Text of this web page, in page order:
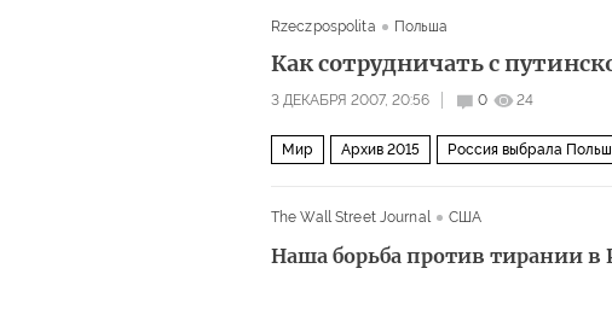
Rzeczpospolita Польша
Как сотрудничать с
3 ДЕКАБРЯ 2007, 20:56 0 24
Мир Архив 2015 Россия выбрала
The Wall Street Journal США
Наша борьба против тирании в